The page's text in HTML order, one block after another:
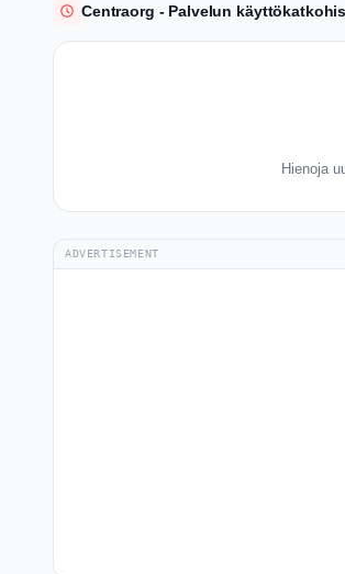
Centraorg - Palvelun
Hienoja
ADVERTISEMENT